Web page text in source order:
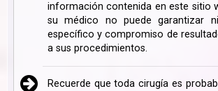
información contenida en este sitio
su médico no puede garantizar
específico y compromiso de
a sus procedimientos.
Recuerde que toda cirugía es